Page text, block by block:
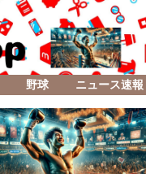
野球 ニュース速報